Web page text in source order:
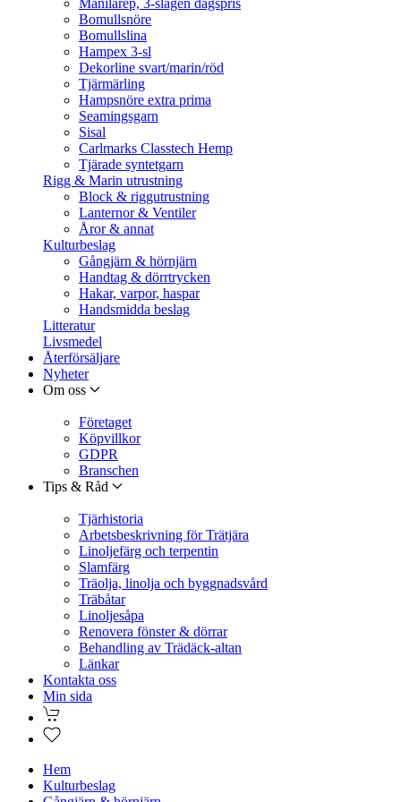
Manilarep, 3-slagen dagspris
Bomullsnöre
Bomullslina
Hampex 3-sl
Dekorline svart/marin/röd
Tjärmärling
Hampsnöre extra prima
Seamingsgarn
Sisal
Carlmarks Classtech Hemp
Tjärade syntetgarn
Rigg & Marin utrustning
Block & riggutrustning
Lanternor & Ventiler
Åror & annat
Kulturbeslag
Gångjärn & hörnjärn
Handtag & dörrtrycken
Hakar, varpor, haspar
Handsmidda beslag
Litteratur
Livsmedel
Återförsäljare
Nyheter
Om oss
Företaget
Köpvillkor
GDPR
Branschen
Tips & Råd
Tjärhistoria
Arbetsbeskrivning för Trätjära
Linoljefärg och terpentin
Slamfärg
Träolja, linolja och byggnadsvård
Träbåtar
Linoljesåpa
Renovera fönster & dörrar
Behandling av Trädäck-altan
Länkar
Kontakta oss
Min sida
Hem
Kulturbeslag